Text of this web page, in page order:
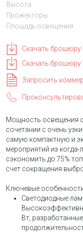
Высота:
Прожекторы:
Площадь освещения:
Скачать брошюру
Скачать брошюру
Запросить
Мощность освещения
сочетании с очень
самую компактную и
мероприятий из
сэкономить до 75%
счет сокращения
Ключевые
Светодиодные
Вт,